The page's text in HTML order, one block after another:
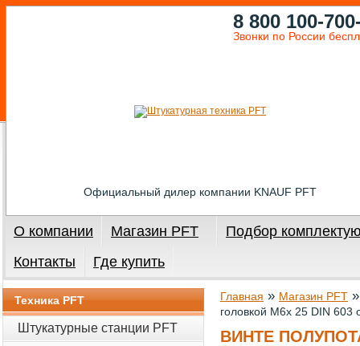
Официальный дилер компании KNAUF PFT
8 800 100-
Звонки по России
О компании Магазин PFT
Подбор
Контакты
Где купить
Главная » Магазин PFT
головкой М6х 25 DIN 603
ВИНТЕ
Техника PFT
Штукатурные станции PFT